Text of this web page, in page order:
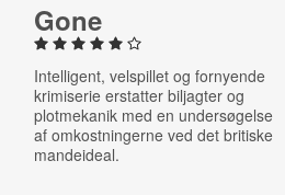
Gone
Intelligent, velspillet og fornyende
krimiserie erstatter biljagter og
plotmekanik med en undersøgelse
af omkostningerne ved det britiske
mandeideal.